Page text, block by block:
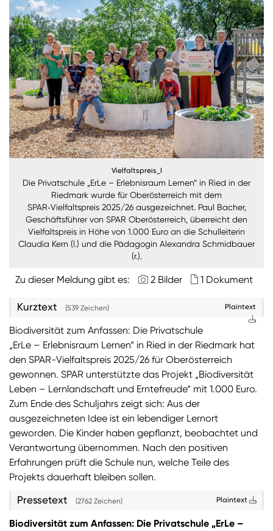
Burgenland
Steiermark
Kärnten
Unternehmen
Nachhaltigkeit
ANMELDEN
automatisch per E-Mail erhalten? Dann tragen Sie
einfach Ihre Daten in unseren Presseverteiler ein
(Bitte beachten Sie, dass der Presseverteiler
ausschließlich für Medienkontakte und nicht für
Privatpersonen gedacht ist):
Zum Presseverteiler
Produktneuheiten, attraktive Gewinnspiele uvm.
Newsletteran:
Zum SPAR Newsletter
Vielfaltspreis_I
Die Privatschule „ErLe – Erlebnisraum Lernen“ in Ried in der
Riedmark wurde für Oberösterreich mit dem
SPAR‑Vielfaltspreis 2025/26 ausgezeichnet. Paul Bacher,
Geschäftsführer von SPAR Oberösterreich, überreicht den
Vielfaltspreis in Höhe von 1.000 Euro an die Schulleiterin
Claudia Kern (l.) und die Pädagogin Alexandra Schmidbauer
(r.).
Zu dieser Meldung gibt es: 2 Bilder 1 Dokument
Kurztext (539 Zeichen) Plaintext
Biodiversität zum Anfassen: Die Privatschule
„ErLe – Erlebnisraum Lernen“ in Ried in der Riedmark hat
den SPAR-Vielfaltspreis 2025/26 für Oberösterreich
gewonnen. SPAR unterstützte das Projekt „Biodiversität
Leben – Lernlandschaft und Erntefreude“ mit 1.000 Euro.
Zum Ende des Schuljahrs zeigt sich: Aus der
ausgezeichneten Idee ist ein lebendiger Lernort
geworden. Die Kinder haben gepflanzt, beobachtet und
Verantwortung übernommen. Nach den positiven
Erfahrungen prüft die Schule nun, welche Teile des
Projekts dauerhaft bleiben sollen.
Pressetext (2762 Zeichen) Plaintext
Biodiversität zum Anfassen: Die Privatschule „ErLe –